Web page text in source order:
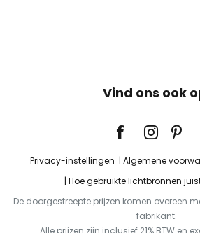
Vind ons ook
Privacy-instellingen Algemene
Hoe gebruikte lichtbronnen
De doorgestreepte prijzen komen overeen
fabrikant.
Alle prijzen zijn inclusief 21% BTW en